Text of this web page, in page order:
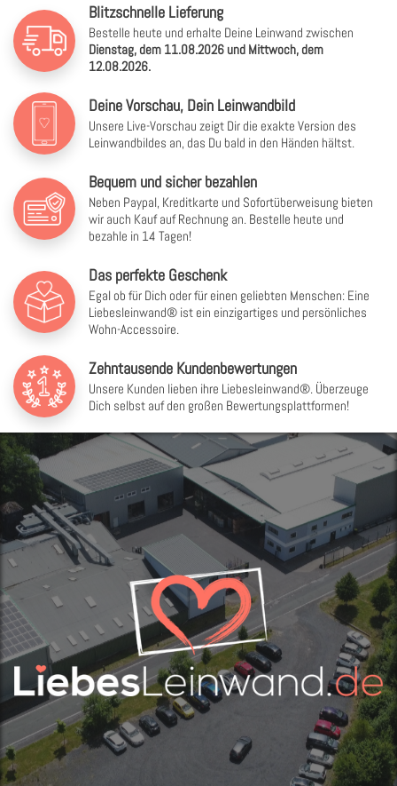
Blitzschnelle Lieferung
Bestelle heute und erhalte Deine Leinwand zwischen
Dienstag, dem 11.08.2026 und Mittwoch, dem
12.08.2026.
Deine Vorschau, Dein Leinwandbild
Unsere Live-Vorschau zeigt Dir die exakte Version des
Leinwandbildes an, das Du bald in den Händen hältst.
Bequem und sicher bezahlen
Neben Paypal, Kreditkarte und Sofortüberweisung bieten
wir auch Kauf auf Rechnung an. Bestelle heute und
bezahle in 14 Tagen!
Das perfekte Geschenk
Egal ob für Dich oder für einen geliebten Menschen: Eine
Liebesleinwand® ist ein einzigartiges und persönliches
Wohn-Accessoire.
Zehntausende Kundenbewertungen
Unsere Kunden lieben ihre Liebesleinwand®. Überzeuge
Dich selbst auf den großen Bewertungsplattformen!